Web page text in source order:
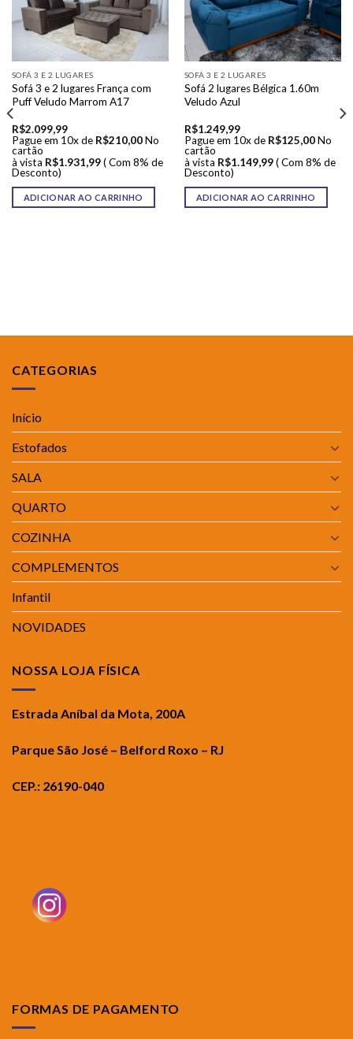
SOFÁ 3 E 2 LUGARES
Sofá 3 e 2 lugares França com
Puff Veludo Marrom A17
R$2.099,99
Pague em 10x de R$210,00 No
cartão
à vista R$1.931,99 ( Com 8% de
Desconto)
ADICIONAR AO CARRINHO
SOFÁ 3 E 2 LUGARES
Sofá 2 lugares Bélgica 1.60m
Veludo Azul
R$1.249,99
Pague em 10x de R$125,00 No
cartão
à vista R$1.149,99 ( Com 8% de
Desconto)
ADICIONAR AO CARRINHO
CATEGORIAS
Início
Estofados
SALA
QUARTO
COZINHA
COMPLEMENTOS
Infantil
NOVIDADES
NOSSA LOJA FÍSICA
Estrada Aníbal da Mota, 200A
Parque São José – Belford Roxo – RJ
CEP.: 26190-040
FORMAS DE PAGAMENTO